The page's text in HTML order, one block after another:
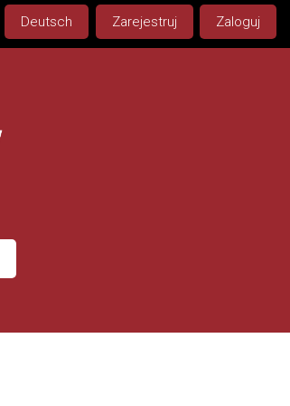
Deutsch Zarejestruj Zaloguj